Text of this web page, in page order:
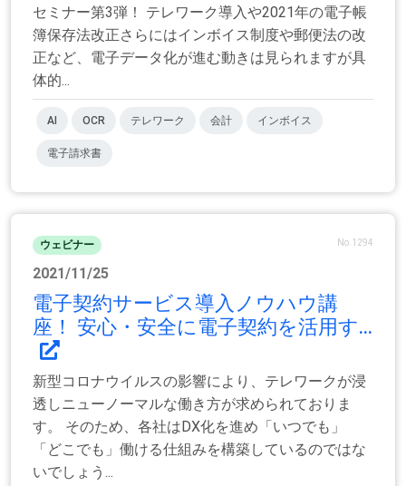
セミナー第3弾！ テレワーク導入や2021年の電子帳
簿保存法改正さらにはインボイス制度や郵便法の改
正など、電子データ化が進む動きは見られますが具
体的...
AI OCR テレワーク 会計 インボイス
電子請求書
ウェビナー No.1294
2021/11/25
電子契約サービス導入ノウハウ講
座！ 安心・安全に電子契約を活用す...
新型コロナウイルスの影響により、テレワークが浸
透しニューノーマルな働き方が求められておりま
す。 そのため、各社はDX化を進め「いつでも」
「どこでも」働ける仕組みを構築しているのではな
いでしょう...